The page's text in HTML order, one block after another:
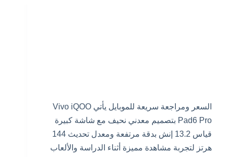
السعر ومراجعة سريعة للموبايل يأتي Vivo iQOO
Pad6 Pro بتصميم معدني نحيف مع شاشة كبيرة
قياس 13.2 إنش بدقة مرتفعة ومعدل تحديث 144
هرتز لتجربة مشاهدة مميزة أثناء الدراسة والألعاب